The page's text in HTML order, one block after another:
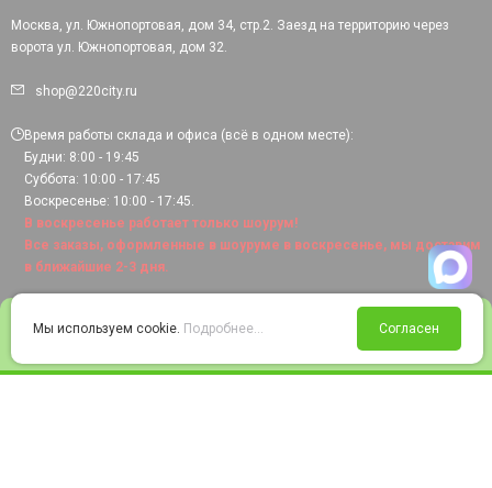
Войти Избранное Корзина
Москва, ул. Южнопортовая, дом 34, стр.2. Заезд на территорию через
ворота ул. Южнопортовая, дом 32.
shop@220city.ru
Время работы склада и офиса (всё в одном месте):
Будни: 8:00 - 19:45
Суббота: 10:00 - 17:45
Воскресенье: 10:00 - 17:45.
В воскресенье работает только шоурум!
Все заказы, оформленные в шоуруме в воскресенье, мы доставим
в ближайшие 2-3 дня.
Мы используем cookie. Подробнее... Согласен